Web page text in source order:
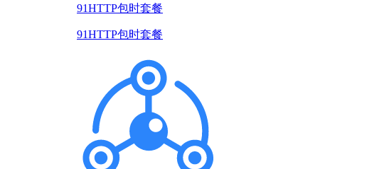
91HTTP包时套餐
91HTTP包时套餐